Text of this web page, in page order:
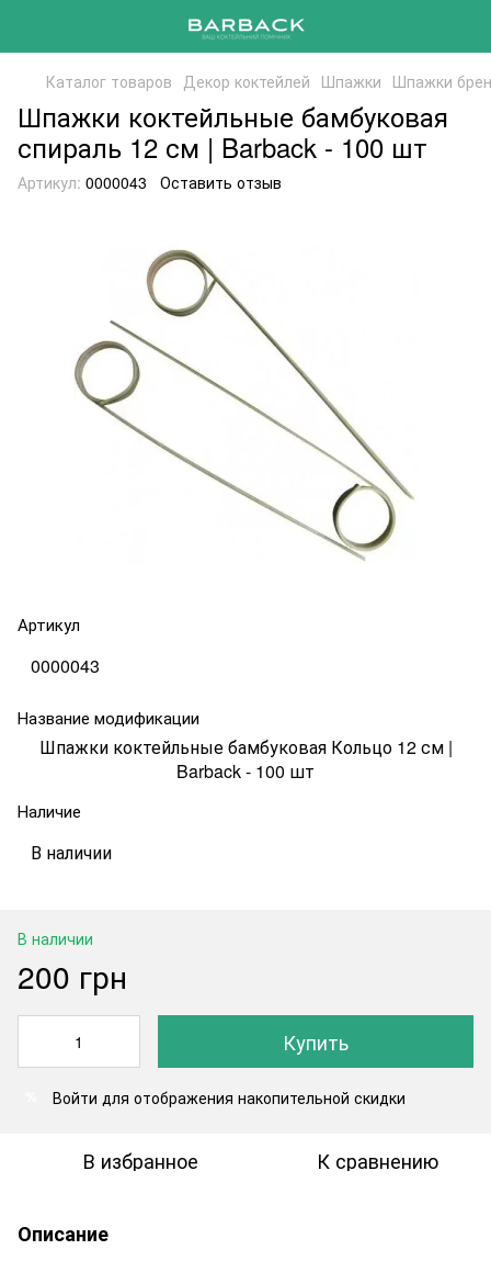
Каталог товаров Декор коктейлей Шпажки Шпажки
Шпажки коктейльные бамбуковая
спираль 12 см | Barback - 100 шт
Артикул: 0000043 Оставить отзыв
Артикул
0000043
Название модификации
Шпажки коктейльные бамбуковая Кольцо 12 см |
Barback - 100 шт
Наличие
В наличии
В наличии
200 грн
Купить
Войти для отображения накопительной скидки
В избранное К сравнению
Описание